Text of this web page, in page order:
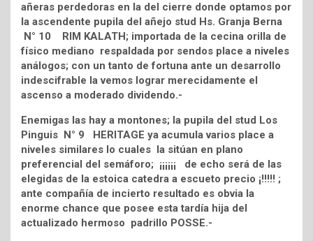
añeras perdedoras en la del cierre donde optamos por
la ascendente pupila del añejo stud Hs. Granja Berna
N° 10 RIM KALATH; importada de la cecina orilla de
físico mediano respaldada por sendos place a niveles
análogos; con un tanto de fortuna ante un desarrollo
indescifrable la vemos lograr merecidamente el
ascenso a moderado dividendo.-
Enemigas las hay a montones; la pupila del stud Los
Pinguis N° 9 HERITAGE ya acumula varios place a
niveles similares lo cuales la sitúan en plano
preferencial del semáforo; ¡¡¡¡¡¡ de echo será de las
elegidas de la estoica catedra a escueto precio ¡!!!!! ;
ante compañía de incierto resultado es obvia la
enorme chance que posee esta tardía hija del
actualizado hermoso padrillo POSSE.-